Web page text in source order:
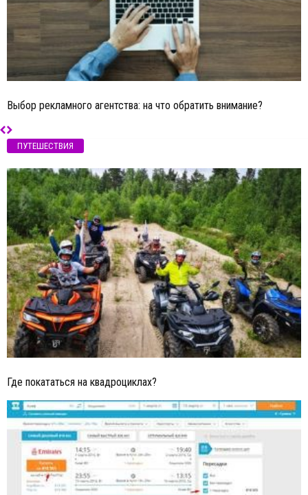
Выбор рекламного агентства: на что обратить внимание?
ПУТЕШЕСТВИЯ
Где покататься на квадроциклах?